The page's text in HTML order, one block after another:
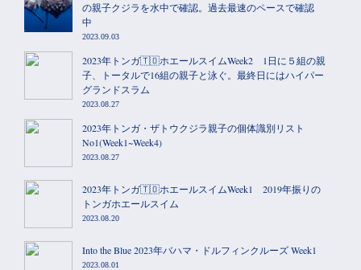
の親子クジラを水中で確認。過去最速のペースで確認
中
2023.09.03
2023年トンガ🇹🇴ホエールスイムWeek2 1日に５組の親
子、トータルで16組の親子と泳ぐ。最終日にはハイパー
グランドスラム
2023.08.27
2023年トンガ・ザトウクジラ親子の個体識別リスト
No1(Week1~Week4)
2023.08.27
2023年トンガ🇹🇴ホエールスイムWeek1 2019年振りの
トンガホエールスイム
2023.08.20
Into the Blue 2023年バハマ・ドルフィンクルーズ Week1
2023.08.01